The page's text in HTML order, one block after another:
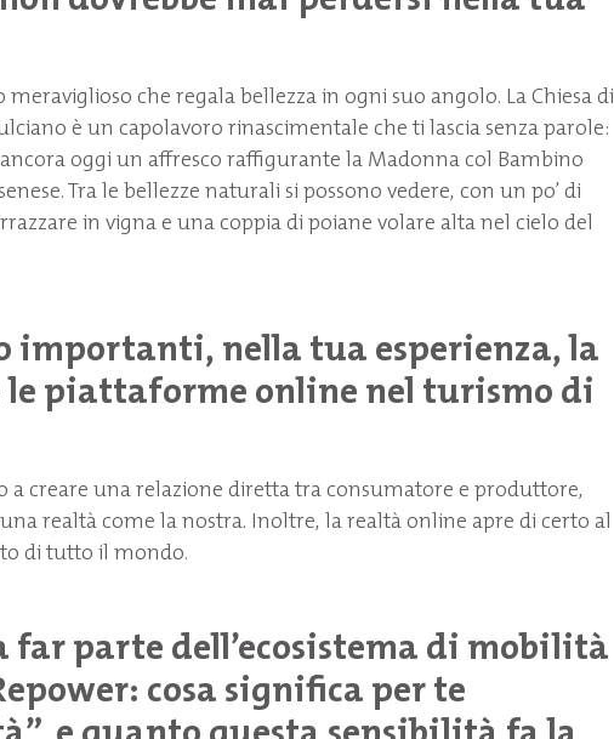
meraviglioso che regala bellezza in ogni suo angolo. La Chiesa di
è un capolavoro rinascimentale che ti lascia senza parole:
oggi un affresco raffigurante la Madonna col Bambino
Tra le bellezze naturali si possono vedere, con un po’ di
in vigna e una coppia di poiane volare alta nel cielo del
importanti, nella tua esperienza, la
le piattaforme online nel turismo di
a creare una relazione diretta tra consumatore e produttore,
realtà come la nostra. Inoltre, la realtà online apre di certo al
di tutto il mondo.
far parte dell’ecosistema di mobilità
cosa significa per te